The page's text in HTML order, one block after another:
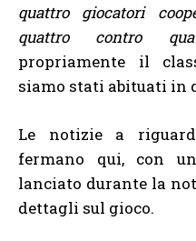
quattro giocatori
quattro contro
propriamente il
siamo stati abituati in
Le notizie a
fermano qui, con
lanciato durante la
dettagli sul gioco.